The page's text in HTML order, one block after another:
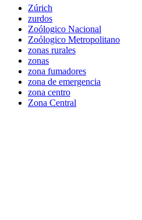
Zúrich
zurdos
Zoólogico Nacional
Zoólogico Metropolitano
zonas rurales
zonas
zona fumadores
zona de emergencia
zona centro
Zona Central